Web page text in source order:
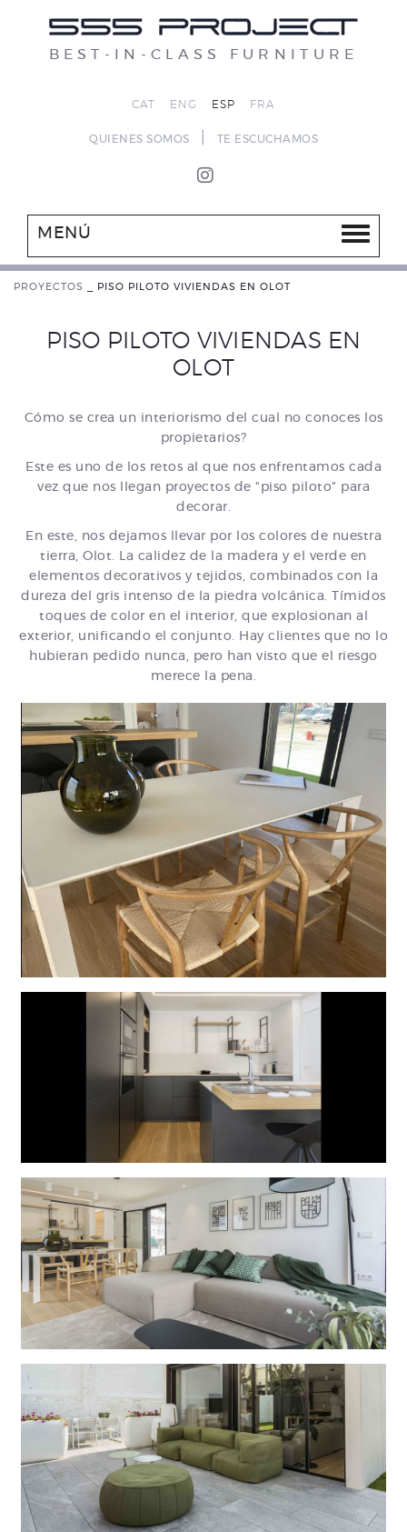
BEST-IN-CLASS FURNITURE
CAT ENG ESP FRA
QUIENES SOMOS TE ESCUCHAMOS
MENÚ
PROYECTOS PISO PILOTO VIVIENDAS EN OLOT
PISO PILOTO VIVIENDAS EN
OLOT
Cómo se crea un interiorismo del cual no conoces los
propietarios?
Este es uno de los retos al que nos enfrentamos cada
vez que nos llegan proyectos de "piso piloto" para
decorar.
En este, nos dejamos llevar por los colores de nuestra
tierra, Olot. La calidez de la madera y el verde en
elementos decorativos y tejidos, combinados con la
dureza del gris intenso de la piedra volcánica. Tímidos
toques de color en el interior, que explosionan al
exterior, unificando el conjunto. Hay clientes que no lo
hubieran pedido nunca, pero han visto que el riesgo
merece la pena.